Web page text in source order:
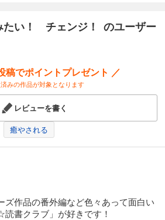
たい！ チェンジ！ のユーザー
稿でポイントプレゼント ／
みの作品が対象となります
レビューを書く
癒やされる
ズ作品の番外編など色々あって面白い
書クラブ」が好きです！